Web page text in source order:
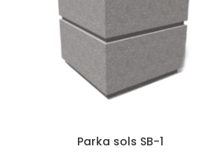
Parka sols SB-1